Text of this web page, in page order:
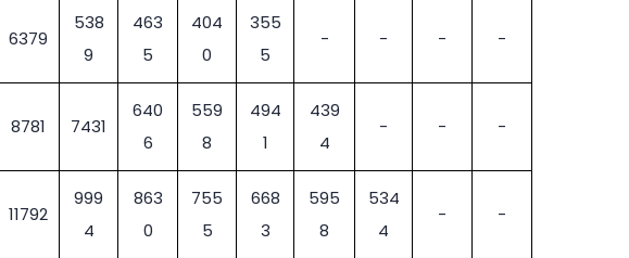
6379
538
9
463
5
404
0
355
5
- - - -
8781 7431
640
6
559
8
494
1
439
4
- - -
11792
999
4
863
0
755
5
668
3
595
8
534
4
- -